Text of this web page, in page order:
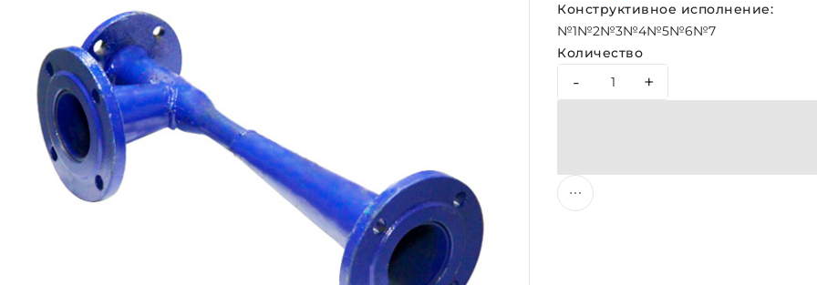
Конструктивное исполнение:
№1№2№3№4№5№6№7
Количество
- +